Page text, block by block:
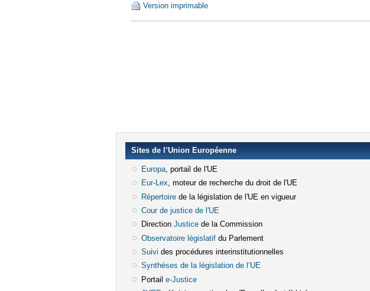
Version imprimable
Sites de l’Union Européenne
Europa(le lien est externe)
, portail de l'UE
Eur-Lex(le lien est externe)
, moteur de recherche du droit de l'UE
Répertoire(le lien est externe)
de la législation de l'UE en vigueur
Cour de justice de l'UE
Direction Justice(le lien est externe)
de la Commission
Observatoire législatif(le lien est externe)
du Parlement
Suivi (le lien est externe)
des procédures interinstitutionnelles
Synthèses de la législation de l’UE(le lien est externe)
Portail e-Justice(le lien est externe)